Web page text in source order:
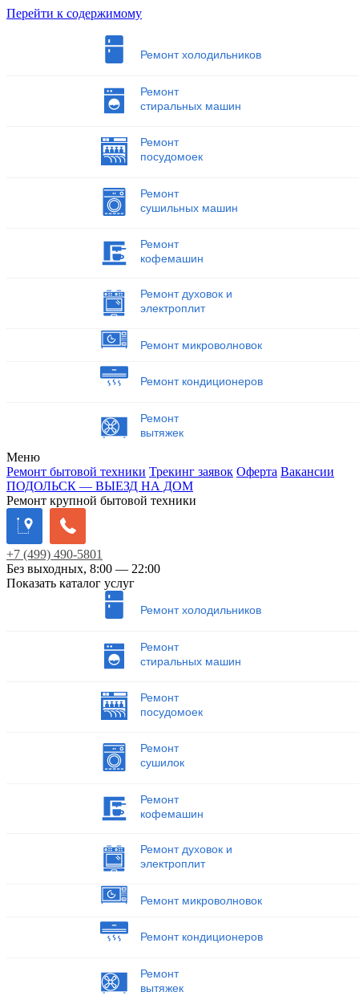
Перейти к содержимому
Ремонт холодильников
Ремонт
стиральных машин
Ремонт
посудомоек
Ремонт
сушильных машин
Ремонт
кофемашин
Ремонт духовок и
электроплит
Ремонт микроволновок
Ремонт кондиционеров
Ремонт
вытяжек
Меню
Ремонт бытовой техники Трекинг заявок Оферта Вакансии
ПОДОЛЬСК — ВЫЕЗД НА ДОМ
Ремонт крупной бытовой техники
+7 (499) 490-5801
Без выходных, 8:00 — 22:00
Показать каталог услуг
Ремонт холодильников
Ремонт
стиральных машин
Ремонт
посудомоек
Ремонт
сушилок
Ремонт
кофемашин
Ремонт духовок и
электроплит
Ремонт микроволновок
Ремонт кондиционеров
Ремонт
вытяжек